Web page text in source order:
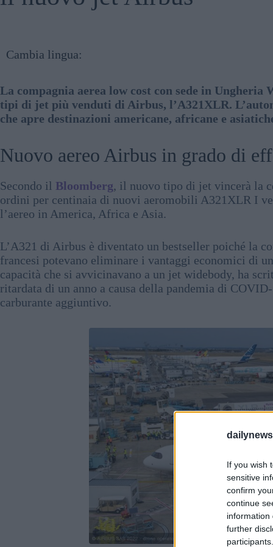
If you wish
sensitive
confirm
continue
information
further
Cambia lingua:
La compagnia aerea low cost con sede in
tipi di jet più venduti di Airbus, l’A321XLR.
che apre destinazioni americane, africane e
Nuovo aereo Airbus in grado di
Secondo il Bloomberg, il nuovo tipo di jet vincerà la
ordini per centinaia di nuovi aeromobili A321XLR I
l’aereo in America, Africa e Asia.
L’A321 di Airbus è diventato un bestseller poiché la
francesi potevano eliminare i vantaggi economici di
capacità che si avvicinavano a un jet widebody, ha
ritardata di un anno a causa della pandemia di
carburante aggiuntivo.